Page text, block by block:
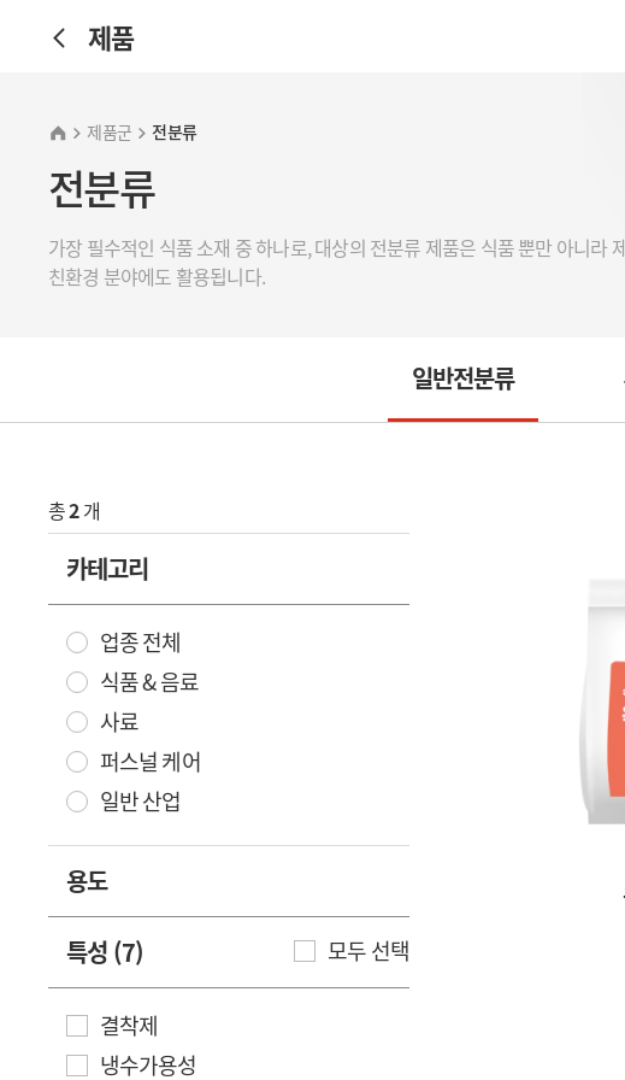
제품
제품군 전분류
전분류
가장 필수적인 식품 소재 중 하나로, 대상의 전분류 제품은 식품 뿐만 아니라
친환경 분야에도 활용됩니다.
일반전분류
총2개
카테고리
업종 전체
식품 & 음료
사료
퍼스널 케어
일반 산업
용도
특성 (7) 모두 선택
결착제
냉수가용성